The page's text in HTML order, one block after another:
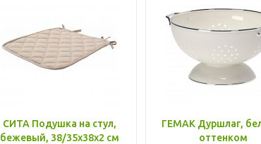
СИТА Подушка на стул,
бежевый, 38/35x38x2 см
ГЕМАК Дуршлаг,
оттенком